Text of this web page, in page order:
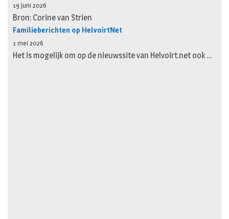
19 juni 2026
Bron: Corine van Strien
Familieberichten op HelvoirtNet
1 mei 2026
Het is mogelijk om op de nieuwssite van Helvoirt.net ook …